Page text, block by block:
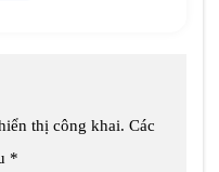
thị công khai. Các
*